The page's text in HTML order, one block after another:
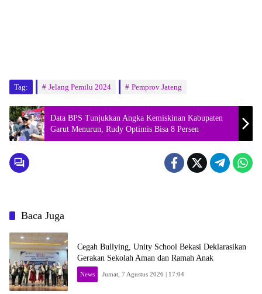
Tag: Jelang Pemilu 2024 Pemprov Jateng
Data BPS Tunjukkan Angka Kemiskinan Kabupaten
Garut Menurun, Rudy Optimis Bisa 8 Persen
Baca Juga
Cegah Bullying, Unity School Bekasi Deklarasikan
Gerakan Sekolah Aman dan Ramah Anak
News Jumat, 7 Agustus 2026 | 17:04